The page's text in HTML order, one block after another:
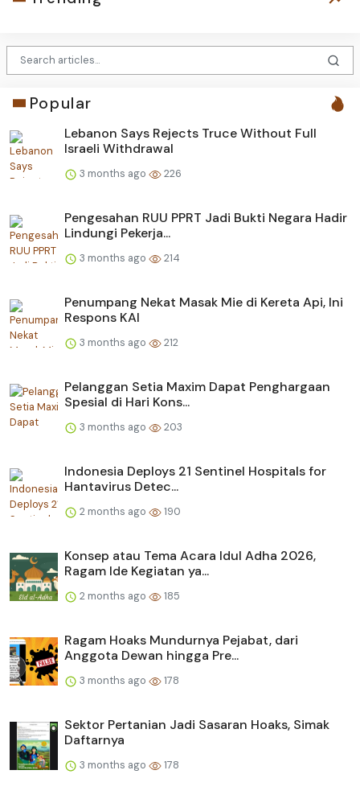
Popular
Lebanon Says Rejects Truce Without Full
Israeli Withdrawal
3 months ago 226
Pengesahan RUU PPRT Jadi Bukti Negara Hadir
Lindungi Pekerja...
3 months ago 214
Penumpang Nekat Masak Mie di Kereta Api, Ini
Respons KAI
3 months ago 212
Pelanggan Setia Maxim Dapat Penghargaan
Spesial di Hari Kons...
3 months ago 203
Indonesia Deploys 21 Sentinel Hospitals for
Hantavirus Detec...
2 months ago 190
Konsep atau Tema Acara Idul Adha 2026,
Ragam Ide Kegiatan ya...
2 months ago 185
Ragam Hoaks Mundurnya Pejabat, dari
Anggota Dewan hingga Pre...
3 months ago 178
Sektor Pertanian Jadi Sasaran Hoaks, Simak
Daftarnya
3 months ago 178